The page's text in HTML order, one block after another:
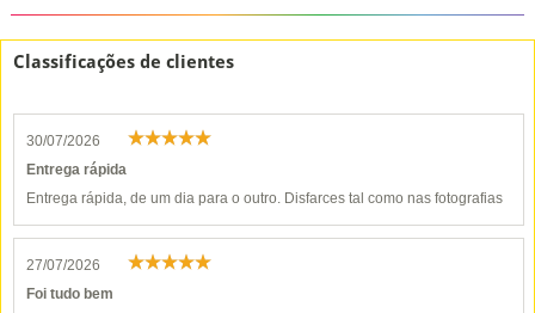
Classificações de clientes
30/07/2026
Entrega rápida
Entrega rápida, de um dia para o outro. Disfarces tal como nas fotografias
27/07/2026
Foi tudo bem